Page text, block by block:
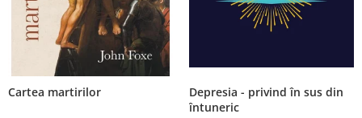
Cartea martirilor
Depresia - privind în sus din
întuneric